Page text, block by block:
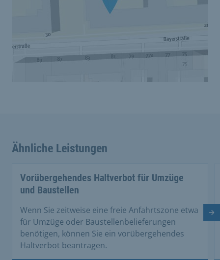
Ähnliche Leistungen
Vorübergehendes Haltverbot für Umzüge
und Baustellen
Wenn Sie zeitweise eine freie Anfahrtszone etwa
für Umzüge oder Baustellenbelieferungen
benötigen, können Sie ein vorübergehendes
Haltverbot beantragen.